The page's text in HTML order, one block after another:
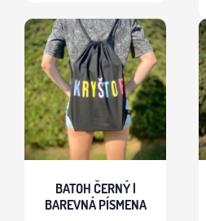
BATOH ČERNÝ |
BAREVNÁ PÍSMENA